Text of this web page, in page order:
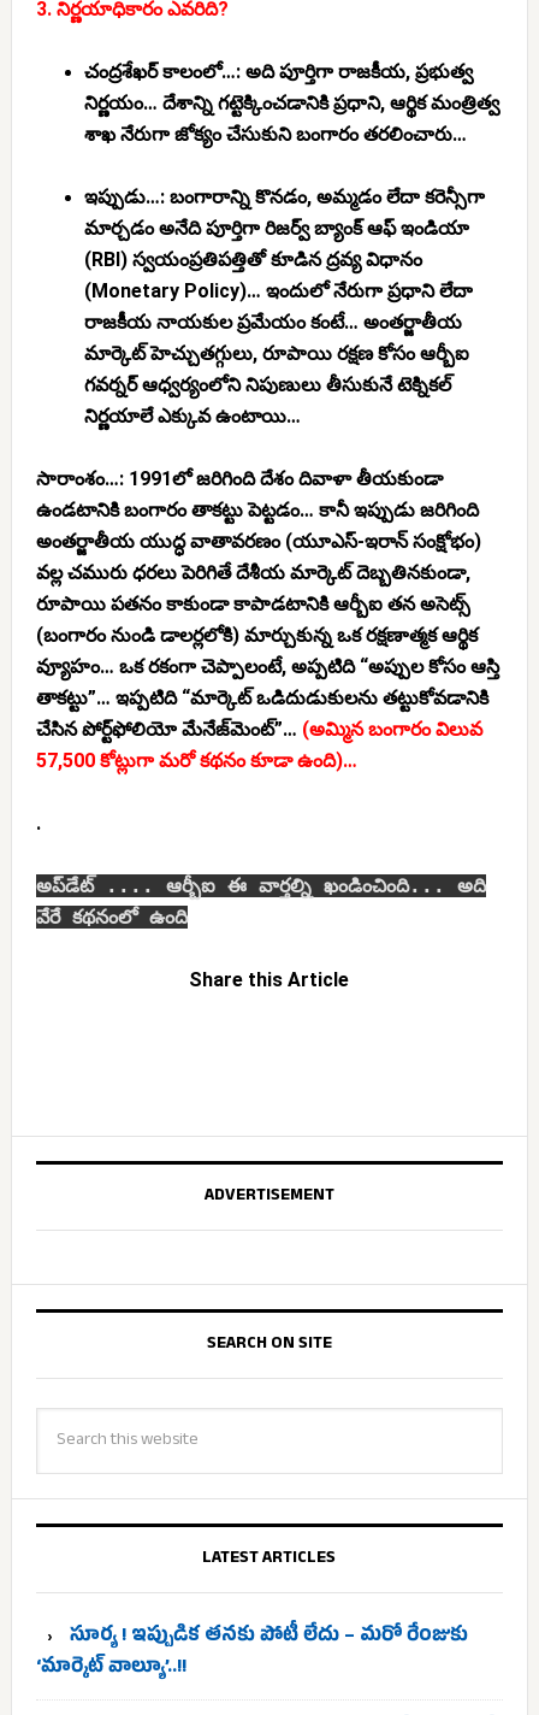
3. నిర్ణయాధికారం ఎవరిది?
చంద్రశేఖర్ కాలంలో…:అది పూర్తిగా రాజకీయ, ప్రభుత్వ
నిర్ణయం… దేశాన్ని గట్టెక్కించడానికి ప్రధాని, ఆర్థిక మంత్రిత్వ
శాఖ నేరుగా జోక్యం చేసుకుని బంగారం తరలించారు…
ఇప్పుడు…:బంగారాన్ని కొనడం, అమ్మడం లేదా కరెన్సీగా
మార్చడం అనేది పూర్తిగా రిజర్వ్ బ్యాంక్ ఆఫ్ ఇండియా
(RBI)స్వయంప్రతిపత్తితో కూడిన ద్రవ్య విధానం
(Monetary Policy)… ఇందులో నేరుగా ప్రధాని లేదా
రాజకీయ నాయకుల ప్రమేయం కంటే… అంతర్జాతీయ
మార్కెట్ హెచ్చుతగ్గులు, రూపాయి రక్షణ కోసం ఆర్బీఐ
గవర్నర్ ఆధ్వర్యంలోని నిపుణులు తీసుకునే టెక్నికల్
నిర్ణయాలే ఎక్కువ ఉంటాయి…
సారాంశం…:1991లో జరిగింది దేశం దివాళా తీయకుండా
ఉండటానికి బంగారం తాకట్టు పెట్టడం… కానీ ఇప్పుడు జరిగింది
అంతర్జాతీయ యుద్ధ వాతావరణం (యూఎస్-ఇరాన్ సంక్షోభం)
వల్ల చమురు ధరలు పెరిగితే దేశీయ మార్కెట్ దెబ్బతినకుండా,
రూపాయి పతనం కాకుండా కాపాడటానికి ఆర్బీఐ తన అసెట్స్
(బంగారం నుండి డాలర్లలోకి) మార్చుకున్న ఒక రక్షణాత్మక ఆర్థిక
వ్యూహం… ఒక రకంగా చెప్పాలంటే, అప్పటిది “అప్పుల కోసం ఆస్తి
తాకట్టు”… ఇప్పటిది “మార్కెట్ ఒడిదుడుకులను తట్టుకోవడానికి
చేసిన పోర్ట్‌ఫోలియో మేనేజ్‌మెంట్”… (అమ్మిన బంగారం విలువ
57,500 కోట్లుగా మరో కథనం కూడా ఉంది)…
.
అప్‌డేట్ .... ఆర్బీఐ ఈ వార్తల్ని ఖండించింది... అది
వేరే కథనంలో ఉంది
Share this Article
ADVERTISEMENT
SEARCH ON SITE
LATEST ARTICLES
సూర్య ! ఇప్పుడిక తనకు పోటీ లేదు – మరో రేంజుకు
‘మార్కెట్ వాల్యూ’..!!